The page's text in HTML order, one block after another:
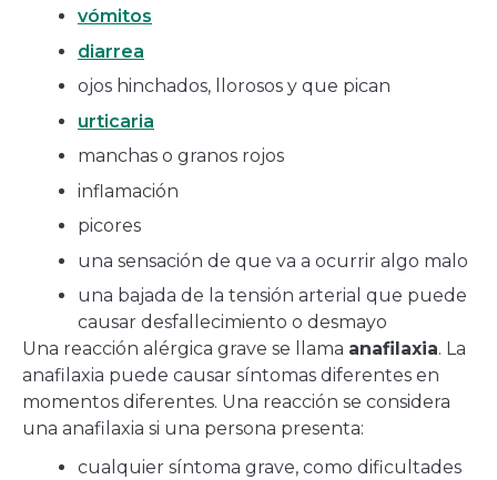
vómitos
diarrea
ojos hinchados, llorosos y que pican
urticaria
manchas o granos rojos
inflamación
picores
una sensación de que va a ocurrir algo malo
una bajada de la tensión arterial que puede
causar desfallecimiento o desmayo
Una reacción alérgica grave se llama anafilaxia. La
anafilaxia puede causar síntomas diferentes en
momentos diferentes. Una reacción se considera
una anafilaxia si una persona presenta:
cualquier síntoma grave, como dificultades